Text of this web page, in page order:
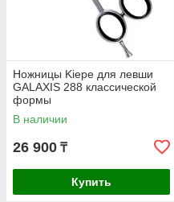
Ножницы Kiepe для левши
GALAXIS 288 классической
формы
В наличии
26 900 ₸
Купить